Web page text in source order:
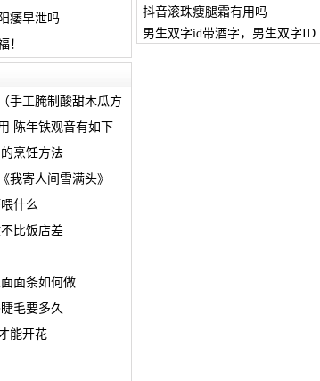
痿早泄吗
！
手工腌制酸甜木瓜方
陈年铁观音有如下
烹饪方法
我寄人间雪满头》
什么
比饭店差
面条如何做
毛要多久
能开花
抖音滚珠瘦腿霜有用吗
男生双字id带酒字，男生双字ID